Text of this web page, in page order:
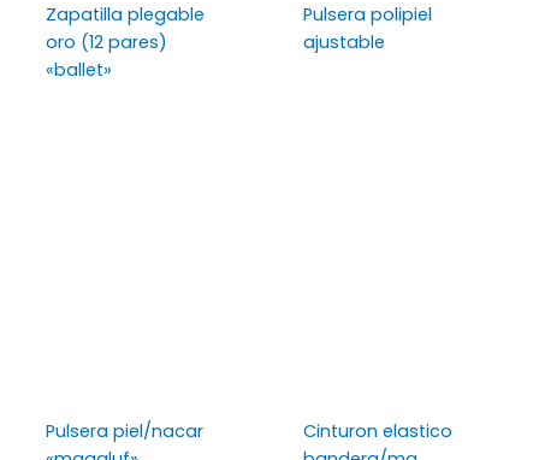
Zapatilla plegable
oro (12 pares)
«ballet»
Pulsera polipiel
ajustable
Pulsera piel/nacar
Cinturon elastico